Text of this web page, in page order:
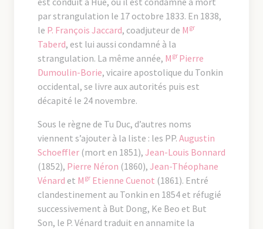
par strangulation le 17 octobre 1833. En 1838,
le P. François Jaccard, coadjuteur de M gr
Taberd, est lui aussi condamné à la
strangulation. La même année, M gr Pierre
Dumoulin-Borie, vicaire apostolique du Tonkin
occidental, se livre aux autorités puis est
décapité le 24 novembre.
Sous le règne de Tu Duc, d’autres noms
viennent s’ajouter à la liste : les PP. Augustin
Schoeffler (mort en 1851), Jean-Louis Bonnard
(1852), Pierre Néron (1860), Jean-Théophane
Vénard et M gr Etienne Cuenot (1861). Entré
clandestinement au Tonkin en 1854 et réfugié
successivement à But Dong, Ke Beo et But
Son, le P. Vénard traduit en annamite la